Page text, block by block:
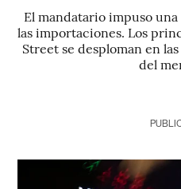
El mandatario impuso una
las importaciones. Los
Street se desploman en
del